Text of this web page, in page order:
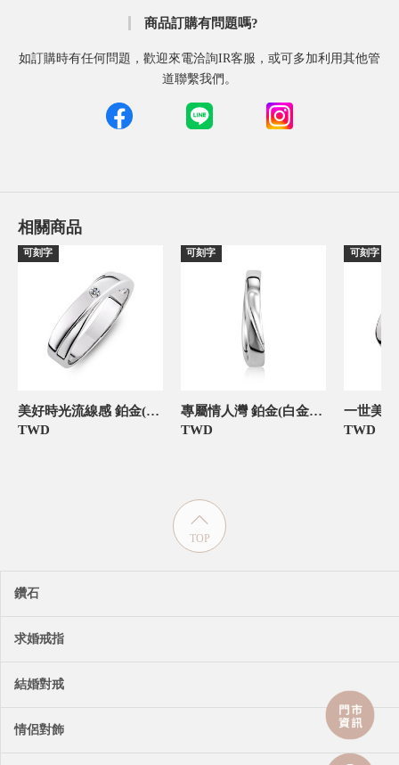
商品訂購有問題嗎?
如訂購時有任何問題，歡迎來電洽詢IR客服，或可多加利用其他管
道聯繫我們。
相關商品
可刻字
美好時光流線感 鉑金(白金)男款結婚對戒
TWD
可刻字
專屬情人灣 鉑金(白金)男款結婚對戒
TWD
可刻字
TWD
TOP
鑽石
求婚戒指
結婚對戒
情侶對飾